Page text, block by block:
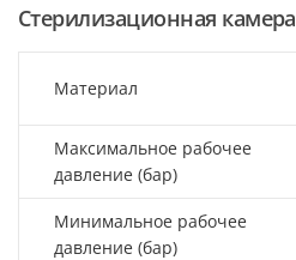
Стерилизационная камера
Материал
Максимальное рабочее
давление (бар)
Минимальное рабочее
давление (бар)